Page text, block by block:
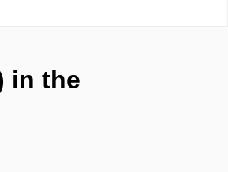
in the